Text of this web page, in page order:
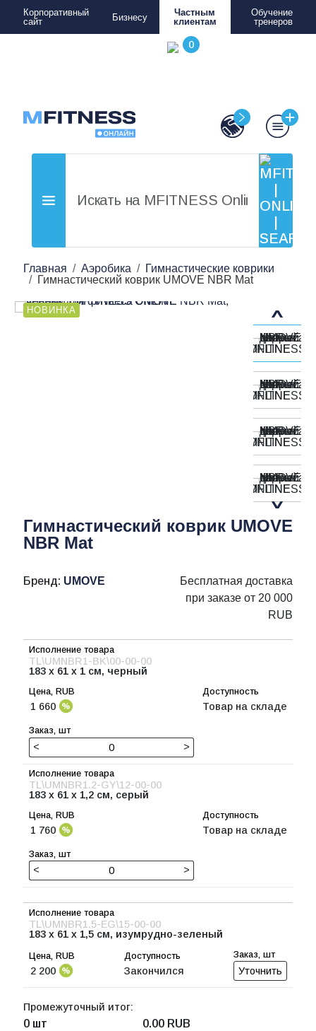
Корпоративный
сайт
Бизнесу
Частным
клиентам
Обучение
тренеров
Главная Аэробика
Гимнастические коврики
Гимнастический коврик UMOVE NBR Mat
НОВИНКА
Гимнастический коврик UMOVE
NBR Mat
Бренд: UMOVE
Бесплатная доставка
при заказе от 20 000
RUB
TL\UMNBR1-BK\00-00-00
183 x 61 x 1 см, черный
1 660 Товар на складе
< >
TL\UMNBR1.2-GY\12-00-00
183 x 61 x 1,2 см, серый
1 760 Товар на складе
< >
TL\UMNBR1.5-EG\15-00-00
183 x 61 x 1,5 см, изумрудно-зеленый
2 200 Закончился Уточнить
Промежуточный итог:
0 шт 0.00 RUB